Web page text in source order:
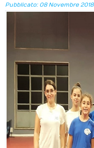
Pubblicato: 08 Novembre 2018